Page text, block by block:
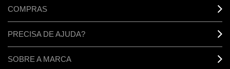
COMPRAS
PRECISA DE AJUDA?
SOBRE A MARCA